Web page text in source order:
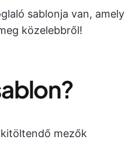
sablonja van, amely
közelebbről!
mezők